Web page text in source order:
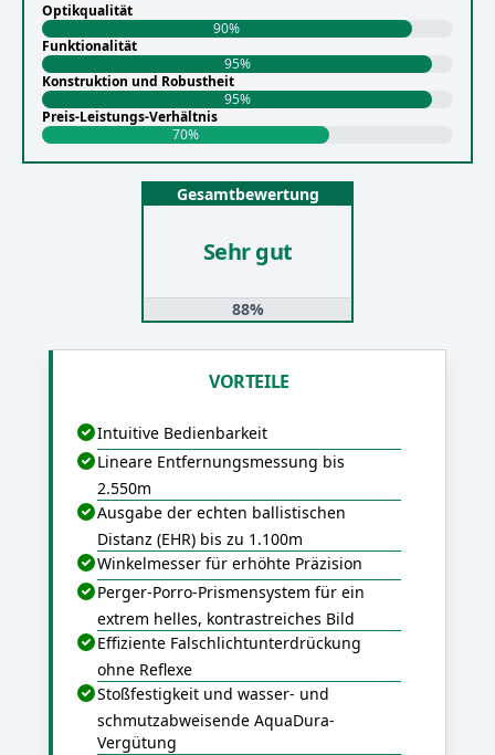
Optikqualität
90%
Funktionalität
95%
Konstruktion und Robustheit
95%
Preis-Leistungs-Verhältnis
70%
Gesamtbewertung
Sehr gut
88%
VORTEILE
Intuitive Bedienbarkeit
Lineare Entfernungsmessung bis
2.550m
Ausgabe der echten ballistischen
Distanz (EHR) bis zu 1.100m
Winkelmesser für erhöhte Präzision
Perger-Porro-Prismensystem für ein
extrem helles, kontrastreiches Bild
Effiziente Falschlichtunterdrückung
ohne Reflexe
Stoßfestigkeit und wasser- und
schmutzabweisende AquaDura-
Vergütung